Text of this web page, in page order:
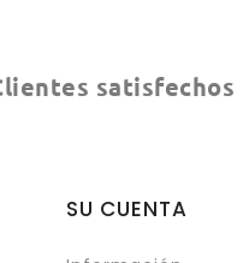
satisfechos
SU CUENTA